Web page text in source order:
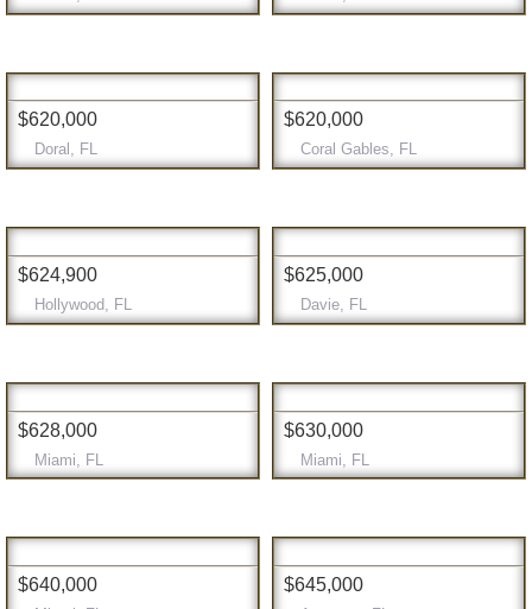
$620,000
Doral, FL
$620,000
Coral Gables, FL
$624,900
Hollywood, FL
$625,000
Davie, FL
$628,000
Miami, FL
$630,000
Miami, FL
$640,000 $645,000